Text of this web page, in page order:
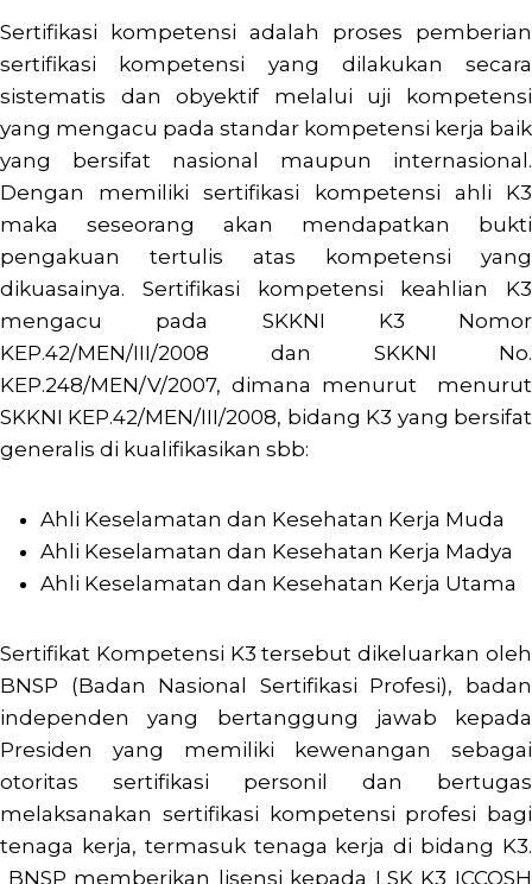
Sertifikasi kompetensi adalah proses pemberian
sertifikasi kompetensi yang dilakukan secara
sistematis dan obyektif melalui uji kompetensi
yang mengacu pada standar kompetensi kerja baik
yang bersifat nasional maupun internasional.
Dengan memiliki sertifikasi kompetensi ahli K3
maka seseorang akan mendapatkan bukti
pengakuan tertulis atas kompetensi yang
dikuasainya. Sertifikasi kompetensi keahlian K3
mengacu pada SKKNI K3 Nomor
KEP.42/MEN/III/2008 dan SKKNI No.
KEP.248/MEN/V/2007, dimana menurut menurut
SKKNI KEP.42/MEN/III/2008, bidang K3 yang bersifat
generalis di kualifikasikan sbb:
Ahli Keselamatan dan Kesehatan Kerja Muda
Ahli Keselamatan dan Kesehatan Kerja Madya
Ahli Keselamatan dan Kesehatan Kerja Utama
Sertifikat Kompetensi K3 tersebut dikeluarkan oleh
BNSP (Badan Nasional Sertifikasi Profesi), badan
independen yang bertanggung jawab kepada
Presiden yang memiliki kewenangan sebagai
otoritas sertifikasi personil dan bertugas
melaksanakan sertifikasi kompetensi profesi bagi
tenaga kerja, termasuk tenaga kerja di bidang K3.
BNSP memberikan lisensi kepada LSK K3 ICCOSH